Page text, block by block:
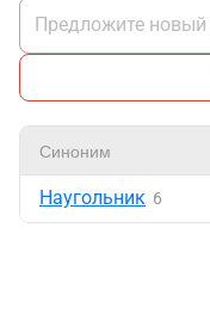
Синоним
Наугольник 6